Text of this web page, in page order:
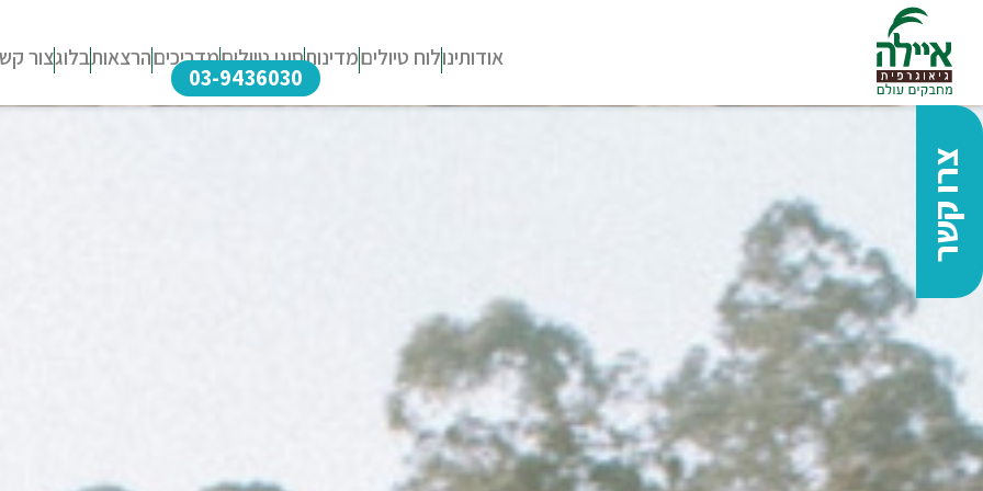
אודותינולוח טיוליםמדינותסוגי טיוליםמדריכיםהרצאותבלוגצור
03-9436030
צרו קשר